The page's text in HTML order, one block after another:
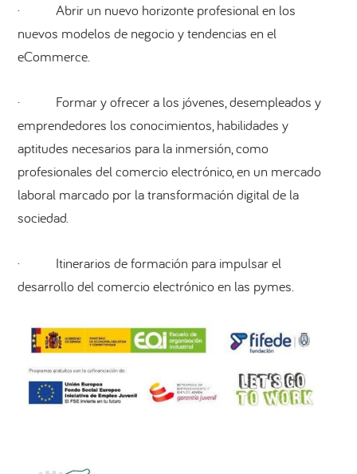
· Abrir un nuevo horizonte profesional en los
nuevos modelos de negocio y tendencias en el
eCommerce.
· Formar y ofrecer a los jóvenes, desempleados y
emprendedores los conocimientos, habilidades y
aptitudes necesarios para la inmersión, como
profesionales del comercio electrónico, en un mercado
laboral marcado por la transformación digital de la
sociedad.
· Itinerarios de formación para impulsar el
desarrollo del comercio electrónico en las pymes.